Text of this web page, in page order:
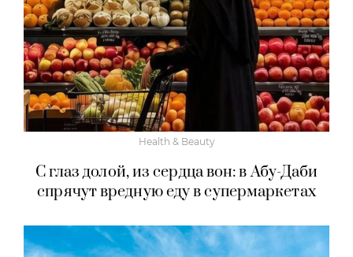
Health & Beauty
С глаз долой, из сердца вон: в Абу-Даби
спрячут вредную еду в супермаркетах